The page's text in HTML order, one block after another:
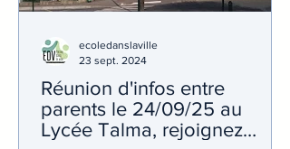
Réunion d'infos entre
parents le 24/09/25 au
Lycée Talma, rejoignez
ecoledanslaville
23 sept. 2024